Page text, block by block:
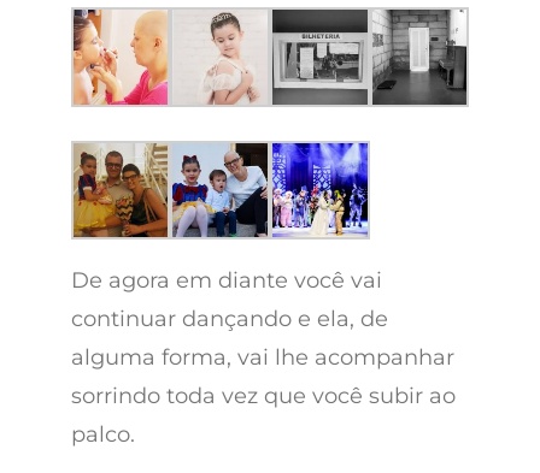
De agora em diante você vai
continuar dançando e ela, de
alguma forma, vai lhe acompanhar
sorrindo toda vez que você subir ao
palco.